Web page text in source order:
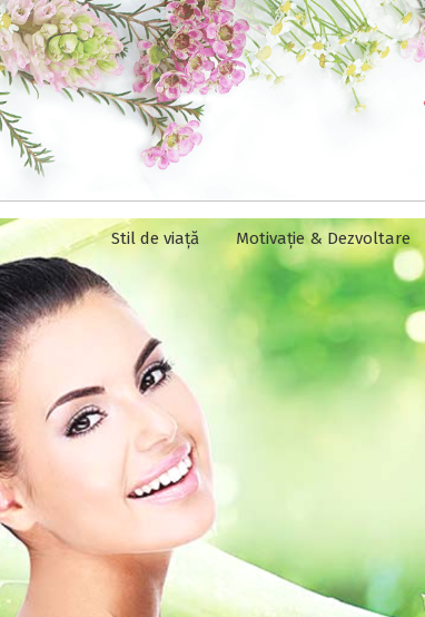
Stil de viață Motivație & Dezvoltare